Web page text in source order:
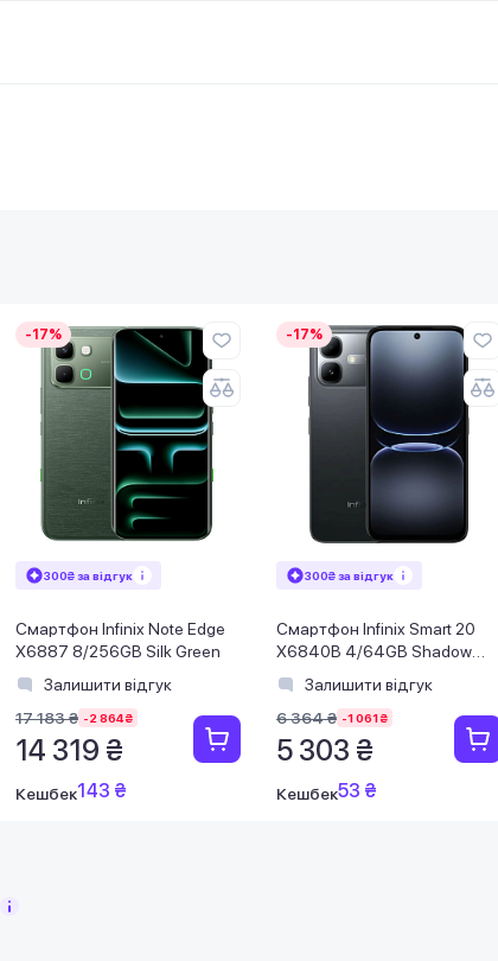
-17%
300₴ за відгук
Смартфон Infinix Note Edge
X6887 8/256GB Silk Green
Залишити відгук
17 183 ₴ -2 864 ₴
14 319 ₴
Кешбек143 ₴
-17%
300₴ за відгук
Смартфон Infinix Smart 20
X6840B 4/64GB Shadow
Black
Залишити відгук
6 364 ₴ -1 061 ₴
5 303 ₴
Кешбек53 ₴